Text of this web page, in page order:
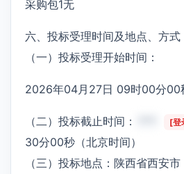
采购包1无
六、投标受理时间及地点、方式
（一）投标受理开始时间：
2026年04月27日 09时00分00
（二）投标截止时间： [登
30分00秒（北京时间）
（三）投标地点：陕西省西安